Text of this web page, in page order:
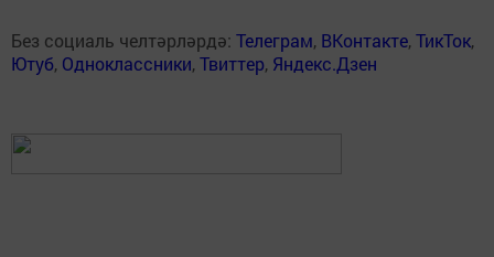
Без социаль челтәрләрдә: Телеграм, ВКонтакте,ТикТок,
Ютуб, Одноклассники,Твиттер, Яндекс.Дзен